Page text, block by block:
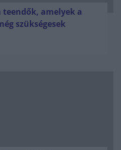
amelyek a
szükségesek